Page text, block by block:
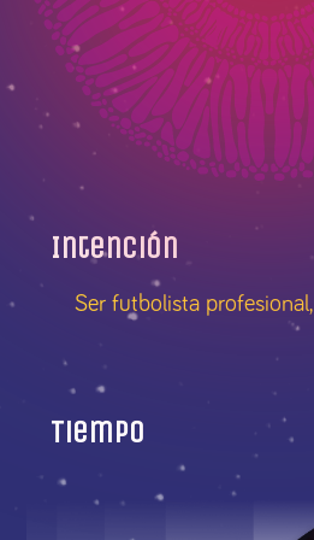
Intención
Ser futbolista profesional,
Tiempo